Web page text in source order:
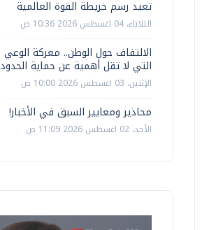
تعيد رسم خريطة القوة العالمية
الثلاثاء، 04 اغسطس 2026 10:36 ص
الالتفاف حول الوطن.. معركة الوعي
التي لا تقل أهمية عن حماية الحدود
الإثنين، 03 اغسطس 2026 10:00 ص
محاذير ومعايير السبق في الأخبار!
الأحد، 02 اغسطس 2026 11:09 ص